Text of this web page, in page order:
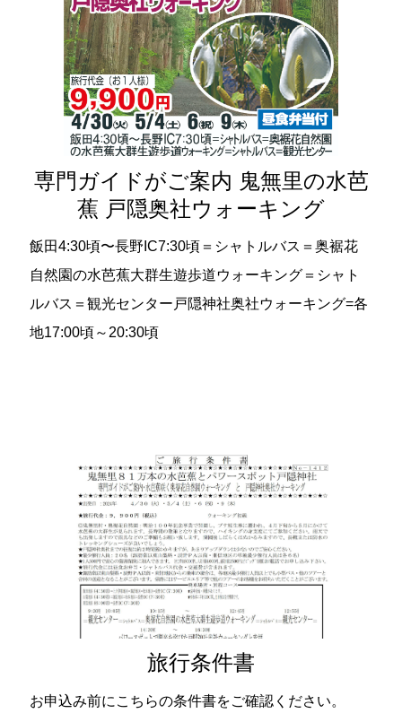
専門ガイドがご案内 鬼無里の水芭
蕉 戸隠奥社ウォーキング
飯田4:30頃〜長野IC7:30頃＝シャトルバス＝奥裾花
自然園の水芭蕉大群生遊歩道ウォーキング＝シャト
ルバス＝観光センター戸隠神社奥社ウォーキング=各
地17:00頃～20:30頃
旅行条件書
お申込み前にこちらの条件書をご確認ください。